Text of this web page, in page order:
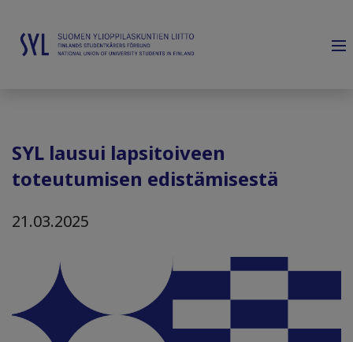
SYL lausui lapsitoiveen
toteutumisen edistämisestä
21.03.2025